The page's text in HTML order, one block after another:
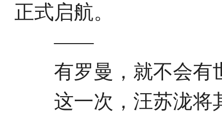
正式启航。
——
有罗曼，就不会有
这一次，汪苏泷将